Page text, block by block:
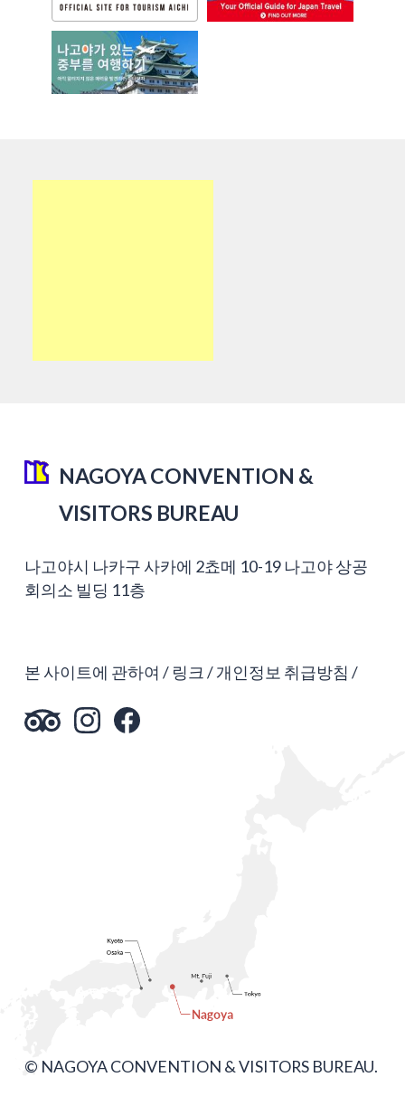
NAGOYA CONVENTION &
VISITORS BUREAU
나고야시 나카구 사카에 2쵸메 10-19 나고야 상공
회의소 빌딩 11층
본 사이트에 관하여 링크 개인정보 취급방침
© NAGOYA CONVENTION & VISITORS BUREAU.